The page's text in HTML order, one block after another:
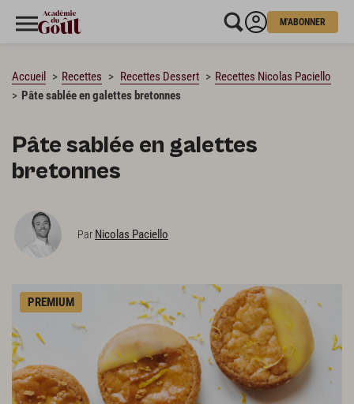
M'ABONNER
Accueil Recettes Recettes Dessert
Recettes Nicolas Paciello
Pâte sablée en galettes bretonnes
Pâte sablée en galettes
bretonnes
Par Nicolas Paciello
PREMIUM
CHARGEMENT…